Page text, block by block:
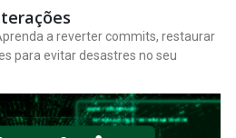
a reverter commits, restaurar
para evitar desastres no seu